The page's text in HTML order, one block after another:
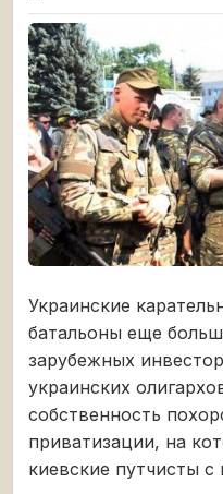
Украинские
батальоны еще
зарубежных
украинских
собственность
приватизации, на
киевские путчисты